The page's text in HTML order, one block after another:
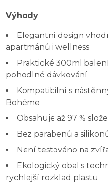
Výhody
Elegantní design
apartmánů i wellness
Praktické 300ml
pohodlné dávkování
Kompatibilní s
Bohéme
Obsahuje až 97 %
Bez parabenů a
Není testováno na
Ekologický obal s
rychlejší rozklad plastu